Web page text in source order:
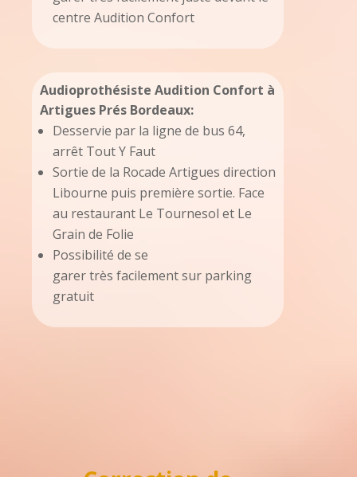
centre Audition Confort
Audioprothésiste Audition Confort à
Artigues Prés Bordeaux:
Desservie par la ligne de bus 64,
arrêt Tout Y Faut
Sortie de la Rocade Artigues direction
Libourne puis première sortie. Face
au restaurant Le Tournesol et Le
Grain de Folie
Possibilité de se
garertrès facilement sur parking
gratuit